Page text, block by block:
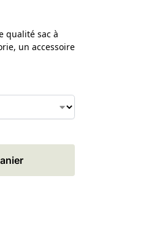
qualité sac à
un accessoire